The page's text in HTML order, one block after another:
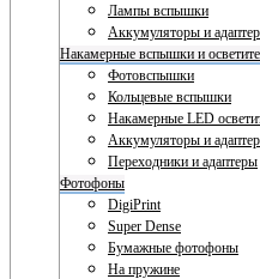
Лампы вспышки
Аккумуляторы и
Накамерные вспышки и
Фотовспышки
Кольцевые вспышки
Накамерные LED
Аккумуляторы и
Переходники и адаптеры
Фотофоны
DigiPrint
Super Dense
Бумажные фотофоны
На пружине